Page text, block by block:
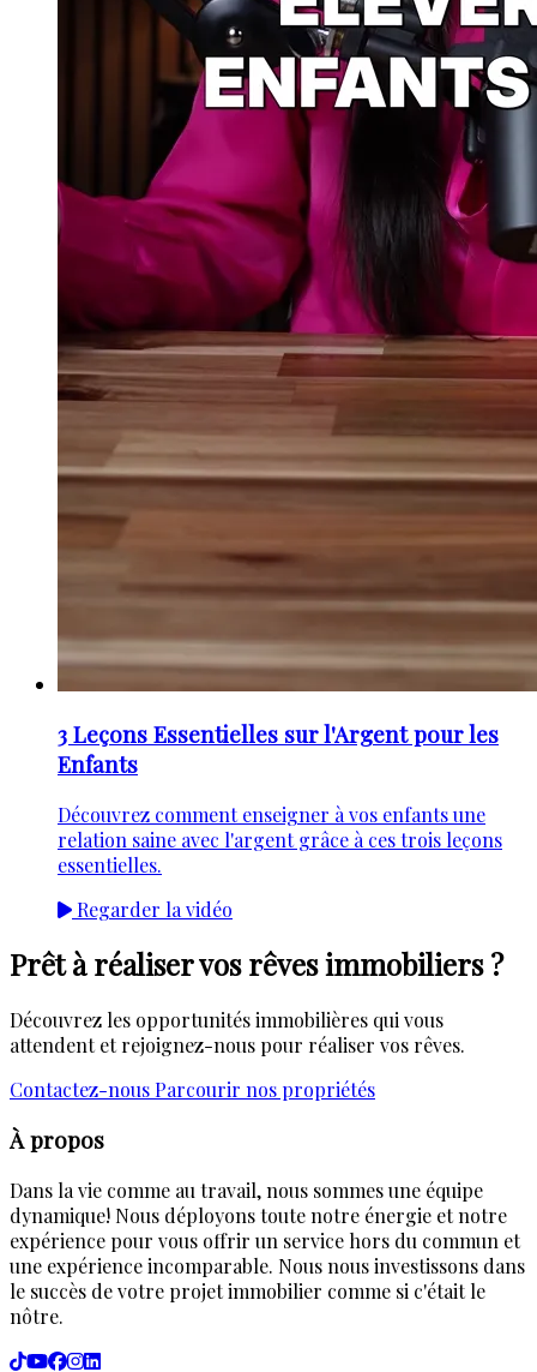
3 Leçons Essentielles sur l'Argent pour les
Enfants
Découvrez comment enseigner à vos enfants une
relation saine avec l'argent grâce à ces trois leçons
essentielles.
Regarder la vidéo
Prêt à réaliser vos rêves immobiliers ?
Découvrez les opportunités immobilières qui vous
attendent et rejoignez-nous pour réaliser vos rêves.
Contactez-nousParcourir nos propriétés
À propos
Dans la vie comme au travail, nous sommes une équipe
dynamique! Nous déployons toute notre énergie et notre
expérience pour vous offrir un service hors du commun et
une expérience incomparable. Nous nous investissons dans
le succès de votre projet immobilier comme si c'était le
nôtre.